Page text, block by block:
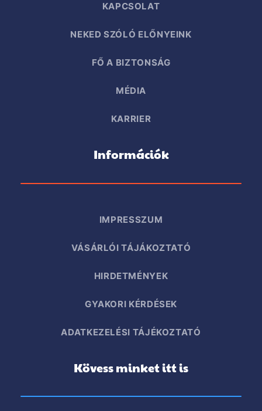
KAPCSOLAT
NEKED SZÓLÓ ELŐNYEINK
FŐ A BIZTONSÁG
MÉDIA
KARRIER
Információk
IMPRESSZUM
VÁSÁRLÓI TÁJÁKOZTATÓ
HIRDETMÉNYEK
GYAKORI KÉRDÉSEK
ADATKEZELÉSI TÁJÉKOZTATÓ
Kövess minket itt is